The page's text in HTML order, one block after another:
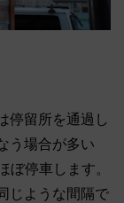
停留所を通過し
う場合が多い
ぼ停⾞します。
じような間隔で